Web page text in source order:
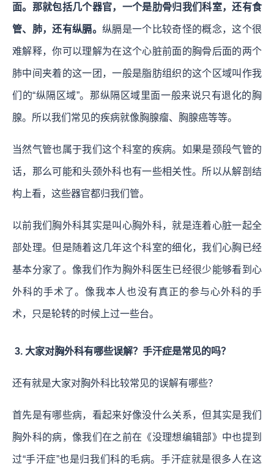
面。那就包括几个器官，一个是肋骨归我们科室，还有食
管、肺，还有纵膈。 纵膈是一个比较奇怪的概念，这个很
难解释，你可以理解为在这个心脏前面的胸骨后面的两个
肺中间夹着的这一团，一般是脂肪组织的这个区域叫作我
们的“纵隔区域”。那纵隔区域里面一般来说只有退化的胸
腺。所以我们常见的疾病就像胸腺瘤、胸腺癌等等。
当然气管也属于我们这个科室的疾病。如果是颈段气管的
话，那么可能和头颈外科也有一些相关性。所以从解剖结
构上看，这些器官都归我们管。
以前我们胸外科其实是叫心胸外科，就是连着心脏一起全
部处理。但是随着这几年这个科室的细化，我们心胸已经
基本分家了。像我们作为胸外科医生已经很少能够看到心
外科的手术了。像我本人也没有真正的参与心外科的手
术，只是轮转的时候上过一些台。
3. 大家对胸外科有哪些误解？手汗症是常见的吗？
还有就是大家对胸外科比较常见的误解有哪些？
首先是有哪些病，看起来好像没什么关系，但其实是我们
胸外科的病，像我们在之前在《没理想编辑部》中也提到
过“手汗症”也是归我们科的毛病。手汗症就是很多人在这